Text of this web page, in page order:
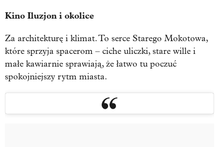
Kino Iluzjon i okolice
Za architekturę i klimat. To serce Starego Mokotowa,
które sprzyja spacerom – ciche uliczki, stare wille i
małe kawiarnie sprawiają, że łatwo tu poczuć
spokojniejszy rytm miasta.